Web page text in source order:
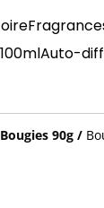
Auto-
Bougies 90g /